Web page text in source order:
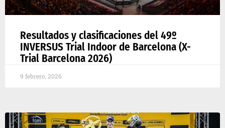
Resultados y clasificaciones del 49º
INVERSUS Trial Indoor de Barcelona (X-
Trial Barcelona 2026)
9 febrero, 2026